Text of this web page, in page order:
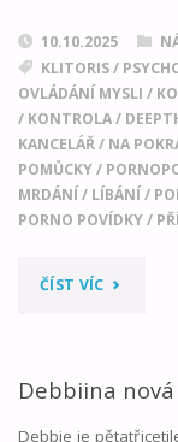
10.10.2025
KLITORIS/
OVLÁDÁNÍ MYSLI /
/ KONTROLA/
KANCELÁŘ/ NA
POMŮCKY/
MRDÁNÍ / LÍBÁNÍ /
PORNO POVÍDKY/
ČÍST VÍC"DEBBIINA
02"
Debbiina
Debbie je